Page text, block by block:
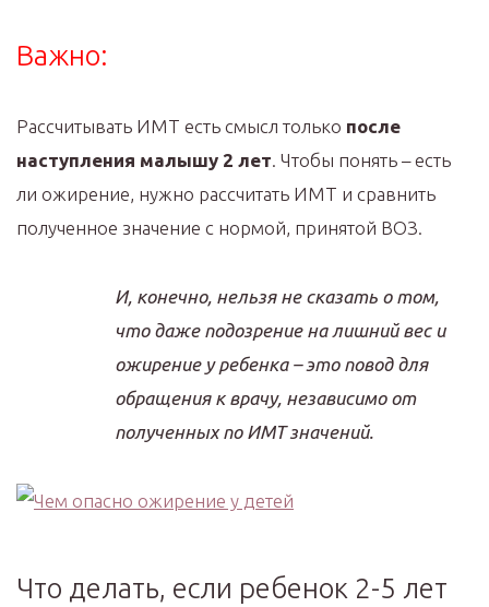
Важно:
Рассчитывать ИМТ есть смысл только после
наступления малышу 2 лет . Чтобы понять – есть
ли ожирение, нужно рассчитать ИМТ и сравнить
полученное значение с нормой, принятой ВОЗ.
И, конечно, нельзя не сказать о том,
что даже подозрение на лишний вес и
ожирение у ребенка – это повод для
обращения к врачу, независимо от
полученных по ИМТ значений.
Что делать, если ребенок 2-5 лет